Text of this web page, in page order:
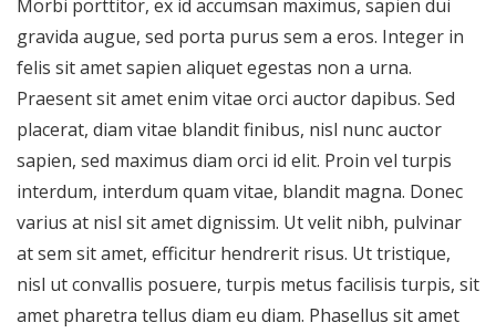
Morbi porttitor, ex id accumsan maximus, sapien dui
gravida augue, sed porta purus sem a eros. Integer in
felis sit amet sapien aliquet egestas non a urna.
Praesent sit amet enim vitae orci auctor dapibus. Sed
placerat, diam vitae blandit finibus, nisl nunc auctor
sapien, sed maximus diam orci id elit. Proin vel turpis
interdum, interdum quam vitae, blandit magna. Donec
varius at nisl sit amet dignissim. Ut velit nibh, pulvinar
at sem sit amet, efficitur hendrerit risus. Ut tristique,
nisl ut convallis posuere, turpis metus facilisis turpis, sit
amet pharetra tellus diam eu diam. Phasellus sit amet